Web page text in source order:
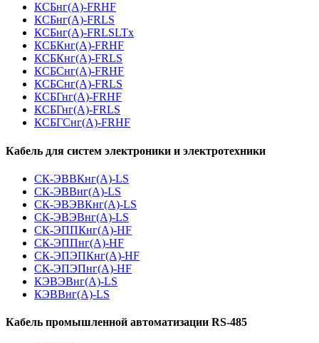
КСБнг(А)-FRHF
КСБнг(А)-FRLS
КСБнг(А)-FRLSLTx
КСБКнг(А)-FRHF
КСБКнг(А)-FRLS
КСБСнг(А)-FRHF
КСБСнг(А)-FRLS
КСБГнг(А)-FRHF
КСБГнг(А)-FRLS
КСБГСнг(А)-FRHF
Кабель для систем электроники и электротехники
СК-ЭВВКнг(А)-LS
СК-ЭВВнг(А)-LS
СК-ЭВЭВКнг(А)-LS
СК-ЭВЭВнг(А)-LS
СК-ЭППКнг(А)-HF
СК-ЭППнг(А)-HF
СК-ЭПЭПКнг(А)-HF
СК-ЭПЭПнг(А)-HF
КЭВЭВнг(А)-LS
КЭВВнг(А)-LS
Кабель промышленной автоматизации RS-485